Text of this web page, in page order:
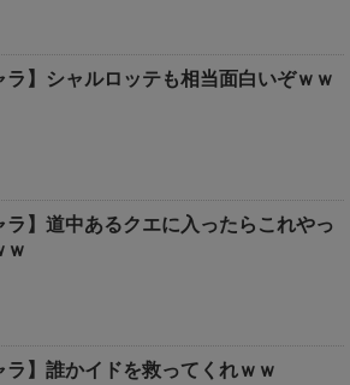
ラ】シャルロッテも相当面白いぞｗｗ
ラ】道中あるクエに入ったらこれやっ
ｗ
ラ】誰かイドを救ってくれｗｗ